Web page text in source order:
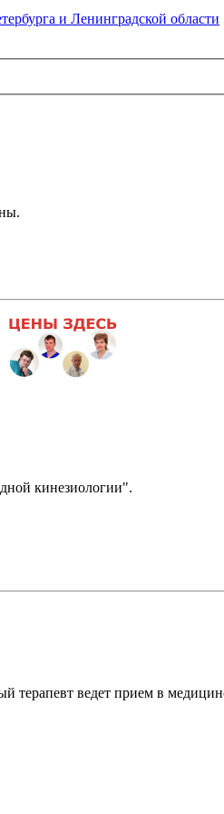
и Ленинградской области
кинезиологии".
терапевт ведет прием в